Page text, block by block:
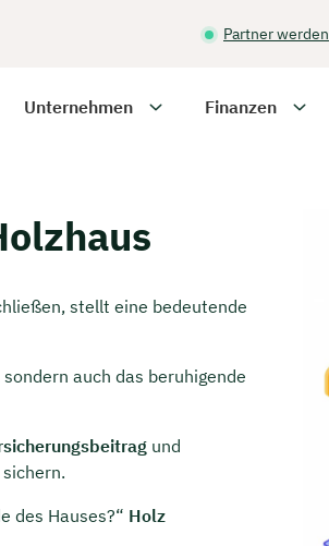
Partner werden
Unternehmen Finanzen
stellt eine bedeutende
auch das beruhigende
und
des Hauses?“ Holz